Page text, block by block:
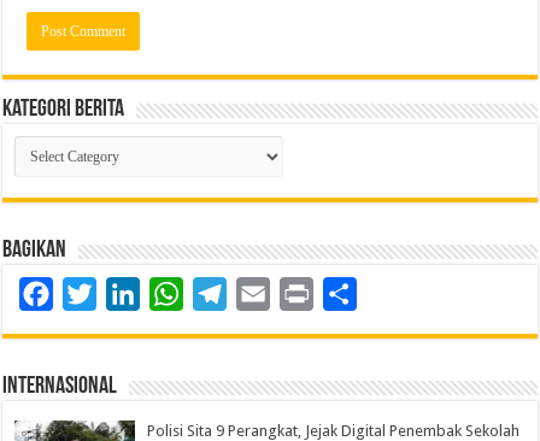
Kategori Berita
Kategori
Berita
Bagikan
FacebookTwitterLinkedInWhatsAppTelegram
Email Print
Internasional
Polisi Sita 9 Perangkat, Jejak Digital Penembak Sekolah